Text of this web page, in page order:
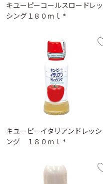
キユーピーコールスロードレッ
シング１８０ｍｌ *
キユーピーイタリアンドレッシ
ング １８０ｍｌ *